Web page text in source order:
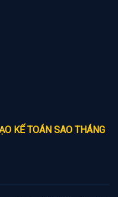
KẾ TOÁN SAO THÁNG